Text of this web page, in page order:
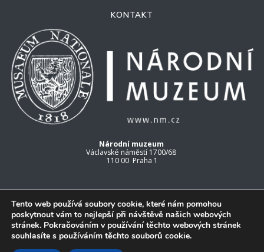
ŠPALÍČEK
KONTAKT
Národní muzeum
Václavské náměstí 1700/68
110 00 Praha 1
Tento web používá soubory cookie, které nám pomohou
poskytnout vám to nejlepší při návštěvě našich webových
stránek. Pokračováním v používání těchto webových stránek
souhlasíte s používáním těchto souborů cookie.